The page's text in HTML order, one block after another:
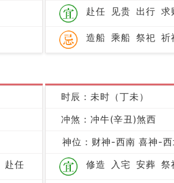
赴任
见贵 出行 求
造船 乘船 祭祀 祈
赴任
时辰：未时（丁未）
冲煞：冲牛(辛丑)煞西
神位：财神-西南 喜神-
修造
入宅 安葬 祭